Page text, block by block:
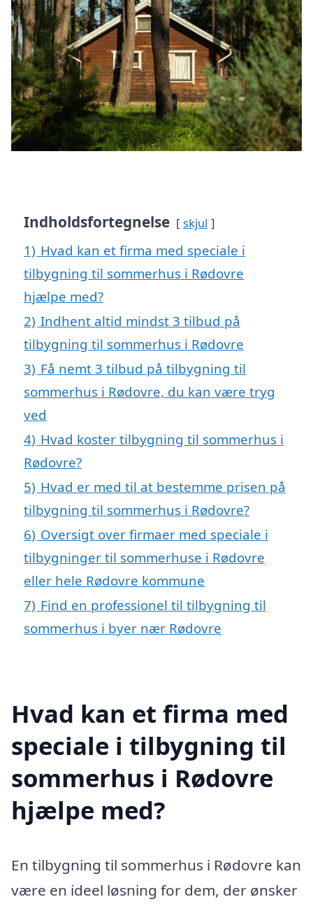
Indholdsfortegnelse skjul
1) Hvad kan et firma med speciale i
tilbygning til sommerhus i Rødovre
hjælpe med?
2) Indhent altid mindst 3 tilbud på
tilbygning til sommerhus i Rødovre
3) Få nemt 3 tilbud på tilbygning til
sommerhus i Rødovre, du kan være tryg
ved
4) Hvad koster tilbygning til sommerhus i
Rødovre?
5) Hvad er med til at bestemme prisen på
tilbygning til sommerhus i Rødovre?
6) Oversigt over firmaer med speciale i
tilbygninger til sommerhuse i Rødovre
eller hele Rødovre kommune
7) Find en professionel til tilbygning til
sommerhus i byer nær Rødovre
Hvad kan et firma med
speciale i tilbygning til
sommerhus i Rødovre
hjælpe med?
En tilbygning til sommerhus i Rødovre kan
være en ideel løsning for dem, der ønsker